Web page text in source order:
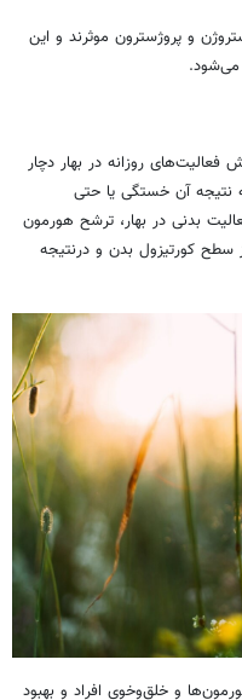
و پروژسترون موثرند و این
می‌شود.
فعالیت‌های روزانه در بهار دچار
آن خستگی یا حتی
بدنی در بهار، ترشح هورمون
سطح کورتیزول بدن و درنتیجه
و خلق‌وخوی افراد و بهبود